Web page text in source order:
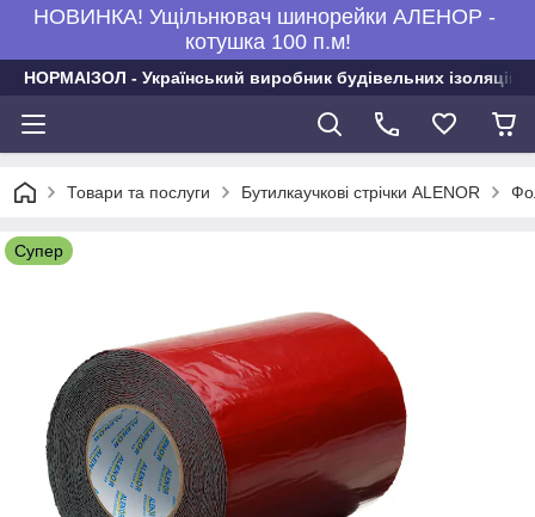
НОВИНКА! Ущільнювач шинорейки АЛЕНОР -
котушка 100 п.м!
НОРМАІЗОЛ - Український виробник будівельних
Товари та послуги Бутилкаучкові стрічки ALENOR
Супер